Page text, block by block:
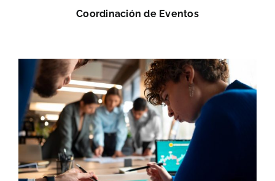
Coordinación de Eventos